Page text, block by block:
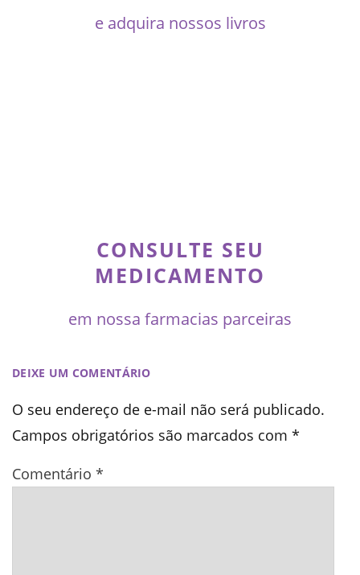
e adquira nossos livros
CONSULTE SEU
MEDICAMENTO
em nossa farmacias parceiras
DEIXE UM COMENTÁRIO
O seu endereço de e-mail não será publicado.
Campos obrigatórios são marcados com *
Comentário *